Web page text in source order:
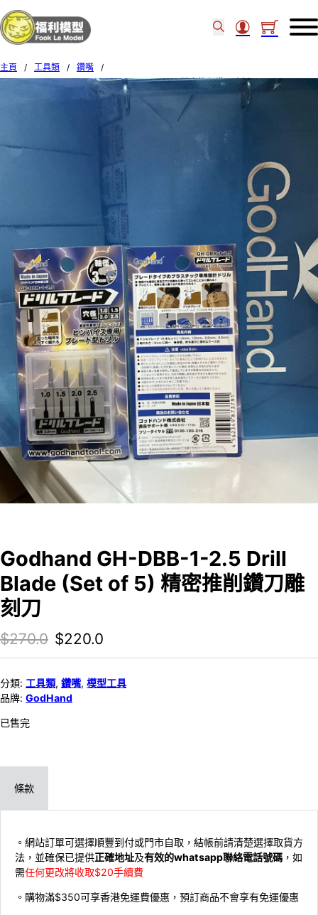
主頁 / 工具類 / 鑽嘴
/
Godhand GH-DBB-1-2.5 Drill Blade (Set of 5) 精密推削鑽刀雕刻刀
Godhand GH-DBB-1-2.5 Drill
Blade (Set of 5) 精密推削鑽刀雕
刻刀
$270.0 Original price was: $270.0.
$220.0
分類: 工具類, 鑽嘴, 模型工具
品牌: GodHand
已售完
條款
。網站訂單可選擇順豐到付或門市自取，結帳前請清楚選擇取貨方
法，並確保已提供正確地址及有效的whatsapp聯絡電話號碼 ，如
需任何更改將收取$20手續費
。購物滿$350可享香港免運費優惠，預訂商品不會享有免運優惠